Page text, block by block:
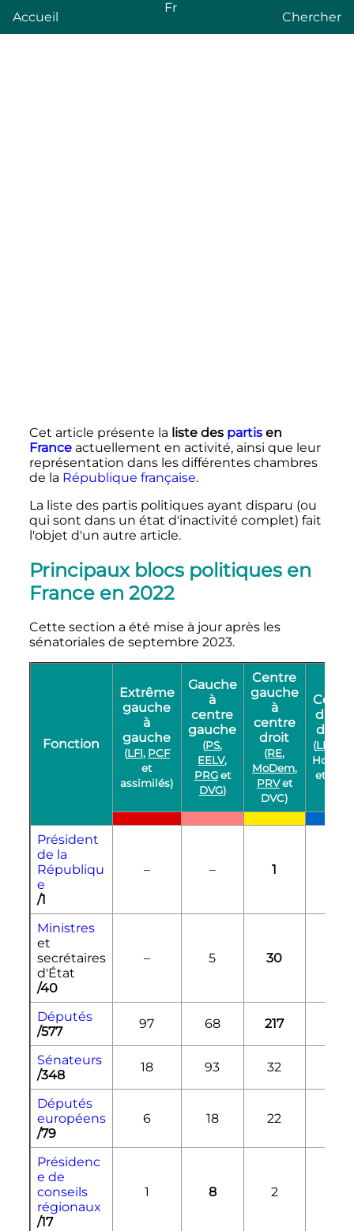
Accueil
Fr
Chercher
Cet article présente la liste des partisen
Franceactuellement en activité, ainsi que leur
représentation dans les différentes chambres
de la République française.
La liste des partis politiques ayant disparu (ou
qui sont dans un état d'inactivité complet) fait
l'objet d'un autre article.
Principaux blocs politiques en
France en 2022
Cette section a été mise à jour après les
sénatoriales de septembre 2023.
Fonction
Extrême
gauche
à
gauche
(LFI, PCF
et
assimilés)
Gauche
à
centre
gauche
(PS,
EELV,
PRGet
DVG)
Centre
gauche
à
centre
droit
(RE,
MoDem,
PRVet
DVC)
droit
droite
(LR
et
Président
de la
Républiqu
e
/1
– – 1
Ministres
et
secrétaires
d'État
/40
– 5 30
Députés
/577
97 68 217
Sénateurs
/348
18 93 32
Députés
européens
/79
6 18 22
Présidenc
e de
conseils
régionaux
/17
1 8 2